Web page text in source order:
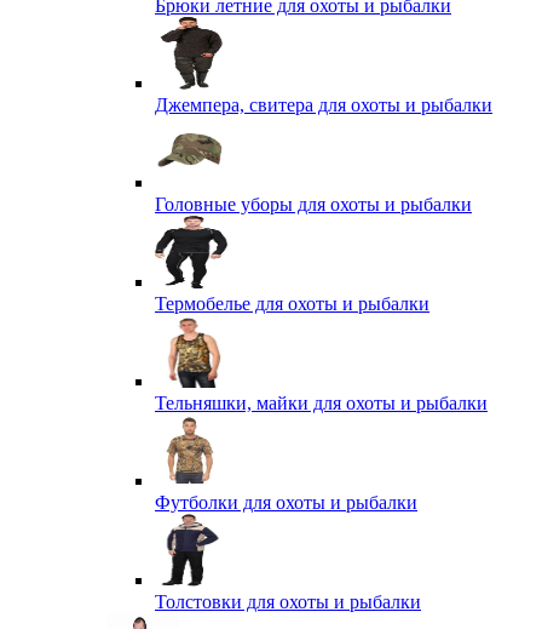
Брюки летние для охоты и рыбалки
Джемпера, свитера для охоты и рыбалки
Головные уборы для охоты и рыбалки
Термобелье для охоты и рыбалки
Тельняшки, майки для охоты и рыбалки
Футболки для охоты и рыбалки
Толстовки для охоты и рыбалки